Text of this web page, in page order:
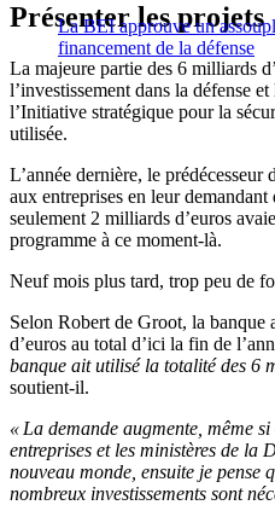
La BEI approuve un
financement de la défense
Présenter les projets
La majeure partie des 6 milliards
l’investissement dans la défense
l’Initiative stratégique pour la
utilisée.
L’année dernière, le prédécesseur
aux entreprises en leur demandant
seulement 2 milliards d’euros
programme à ce moment-là.
Neuf mois plus tard, trop peu de
Selon Robert de Groot, la
d’euros au total d’ici la fin de
banque ait utilisé la totalité des 6
soutient-il.
« La demande augmente, même
entreprises et les ministères de la
nouveau monde, ensuite je pense
nombreux investissements sont